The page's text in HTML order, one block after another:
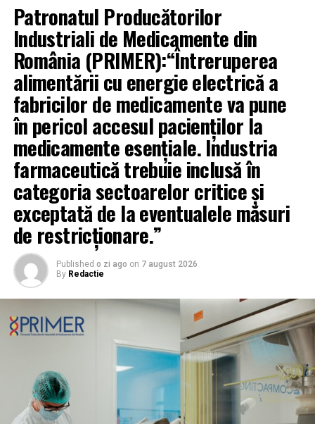
Patronatul Producătorilor
Industriali de Medicamente din
România (PRIMER):“Întreruperea
alimentării cu energie electrică a
fabricilor de medicamente va pune
în pericol accesul pacienților la
medicamente esențiale. Industria
farmaceutică trebuie inclusă în
categoria sectoarelor critice și
exceptată de la eventualele măsuri
de restricționare.”
Published o zi ago on 7 august 2026
By Redactie